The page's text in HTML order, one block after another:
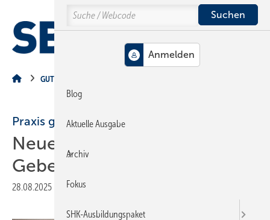
Hauptinhalt
Hauptmenü
SiteSearch
GUT ZU WISSEN
Praxis greifbar erleben
Neue Hydraulikwand im
Geberit Informationszentrum
28.08.2025 Veröffentlicht in
Search
Blog
Aktuelle Ausgabe
Archiv
Fokus
SHK-Ausbildungspaket